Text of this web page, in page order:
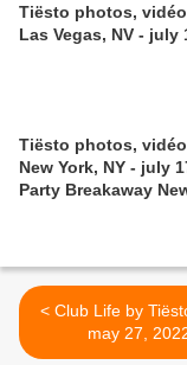
Tiësto photos,
Las Vegas, NV - july
Tiësto photos,
New York, NY - july
Party Breakaway
< Club Life by Tiësto 791 -
may 27,